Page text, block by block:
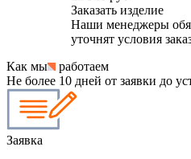
Заказать изделие
Наши менеджеры
уточнят условия
Как мы
работаем
Не более 10 дней от заявки до
Заявка